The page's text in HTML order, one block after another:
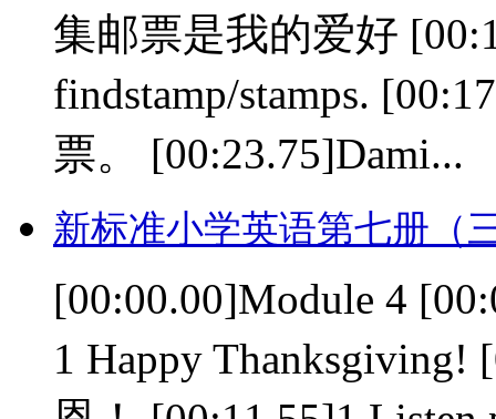
集邮票是我的爱好
findstamp/stamps.
票。 [00:23.75]Dami...
新标准小学英语第七册（
[00:00.00]Module 4
1 Happy